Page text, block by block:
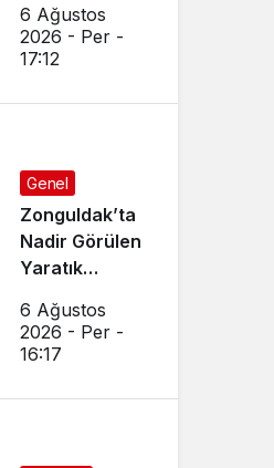
Başarı
Sağladı
6 Ağustos
2026 - Per -
17:12
Genel
Zonguldak’ta
Nadir Görülen
Yaratık
6 Ağustos
2026 - Per -
16:17